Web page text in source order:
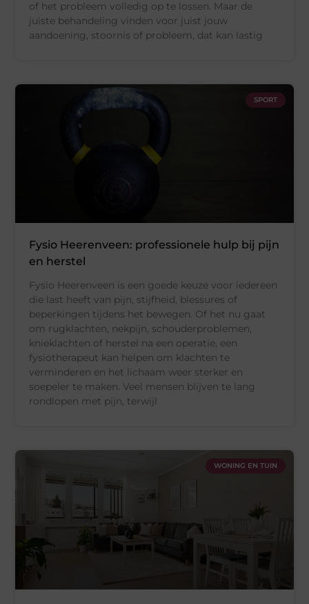
of het probleem volledig op te lossen. Maar de
juiste behandeling vinden voor juist jouw
aandoening, stoornis of probleem, dat kan lastig
SPORT
Fysio Heerenveen: professionele hulp bij pijn
en herstel
Fysio Heerenveen is een goede keuze voor iedereen
die last heeft van pijn, stijfheid, blessures of
beperkingen tijdens het bewegen. Of het nu gaat
om rugklachten, nekpijn, schouderproblemen,
knieklachten of herstel na een operatie, een
fysiotherapeut kan helpen om klachten te
verminderen en het lichaam weer sterker en
soepeler te maken. Veel mensen blijven te lang
rondlopen met pijn, terwijl
WONING EN TUIN